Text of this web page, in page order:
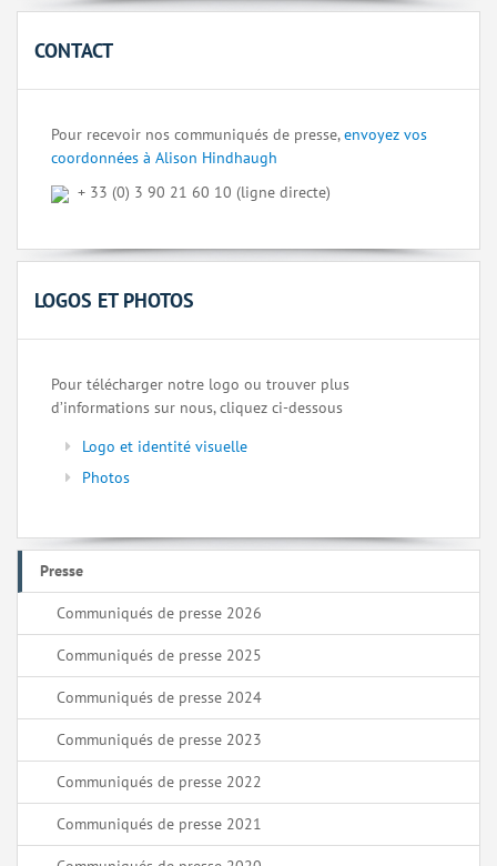
CONTACT
Pour recevoir nos communiqués de presse,envoyez vos
coordonnées à Alison Hindhaugh
+ 33 (0) 3 90 21 60 10 (ligne directe)
LOGOS ET PHOTOS
Pour télécharger notre logo ou trouver plus
d’informations sur nous, cliquez ci-dessous
Logo et identité visuelle
Photos
Presse
Communiqués de presse 2026
Communiqués de presse 2025
Communiqués de presse 2024
Communiqués de presse 2023
Communiqués de presse 2022
Communiqués de presse 2021